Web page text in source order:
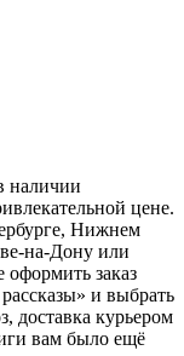
наличии
цене.
Нижнем
на-Дону или
заказ
и выбрать
доставка курьером
вам было ещё